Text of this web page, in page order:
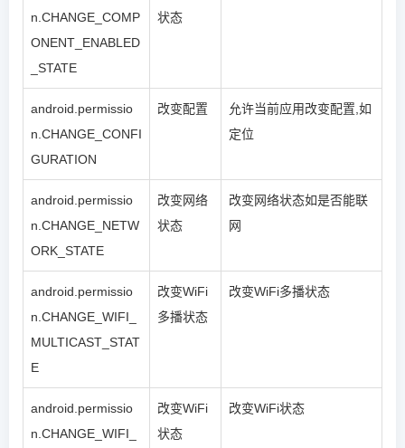
n.CHANGE_COMP
ONENT_ENABLED
_STATE
状态
android.permissio
n.CHANGE_CONFI
GURATION
改变配置
允许当前应用改变配置,如
定位
android.permissio
n.CHANGE_NETW
ORK_STATE
改变网络
状态
改变网络状态如是否能联
网
android.permissio
n.CHANGE_WIFI_
MULTICAST_STAT
E
改变WiFi
多播状态
改变WiFi多播状态
android.permissio
n.CHANGE_WIFI_
改变WiFi
状态
改变WiFi状态